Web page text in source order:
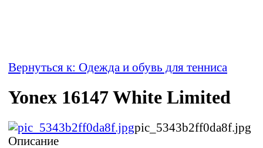
Вернуться к: Одежда и обувь для тенниса
Yonex 16147 White Limited
pic_5343b2ff0da8f.jpg
Описание